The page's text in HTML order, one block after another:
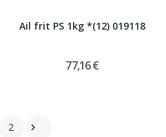
Ail frit PS 1kg *(12) 019118
77,16 €
2 